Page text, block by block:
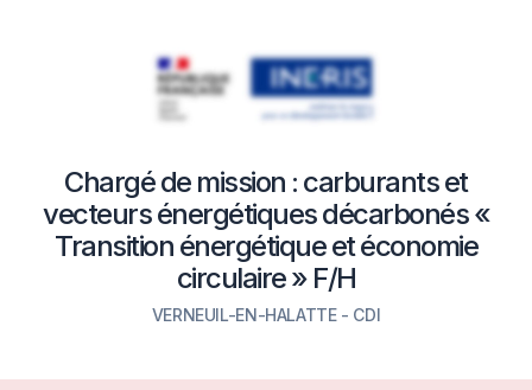
Chargé de mission : carburants et
vecteurs énergétiques décarbonés «
Transition énergétique et économie
circulaire » F/H
VERNEUIL-EN-HALATTE - CDI